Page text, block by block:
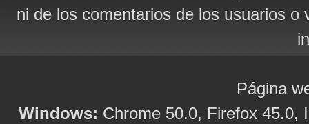
ni de los comentarios de los usuarios
Página
Windows: Chrome 50.0, Firefox 45.0,